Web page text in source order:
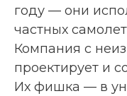
году — они
частных
Компания с
проектирует и
Их фишка — в